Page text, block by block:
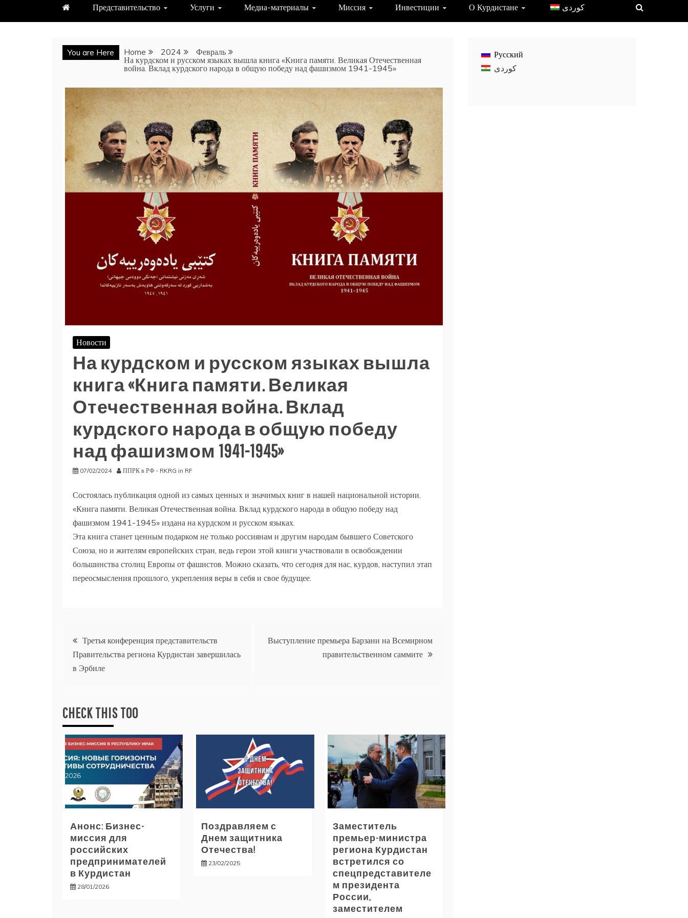
Представительство Услуги Медиа-материалы Миссия Инвестиции О Курдистане
You are Here Home 2024
Февраль
На курдском и русском языках вышла книга «Книга памяти. Великая Отечественная
война. Вклад курдского народа в общую победу над фашизмом 1941-1945»
Новости
На курдском и русском языках вышла
книга «Книга памяти. Великая
Отечественная война. Вклад
курдского народа в общую победу
над фашизмом 1941-1945»
07/02/2024 ППРК в РФ - RKRG in RF
Состоялась публикация одной из самых ценных и значимых книг в нашей национальной истории.
«Книга памяти. Великая Отечественная война. Вклад курдского народа в общую победу над
фашизмом 1941-1945» издана на курдском и русском языках.
Эта книга станет ценным подарком не только россиянам и другим народам бывшего Советского
Союза, но и жителям европейских стран, ведь герои этой книги участвовали в освобождении
большинства столиц Европы от фашистов. Можно сказать, что сегодня для нас, курдов, наступил этап
переосмысления прошлого, укрепления веры в себя и свое будущее.
Навигация
по
Третья конференция представительств
Правительства региона Курдистан завершилась
в Эрбиле
Выступление премьера Барзани на Всемирном
правительственном саммите
CHECK THIS TOO
Анонс: Бизнес-
миссия для
российских
предпринимателей
в Курдистан
28/01/2026
Поздравляем с
Днем защитника
Отечества!
23/02/2025
Заместитель
премьер-министра
региона Курдистан
встретился со
спецпредставителе
м президента
России,
заместителем
Русский